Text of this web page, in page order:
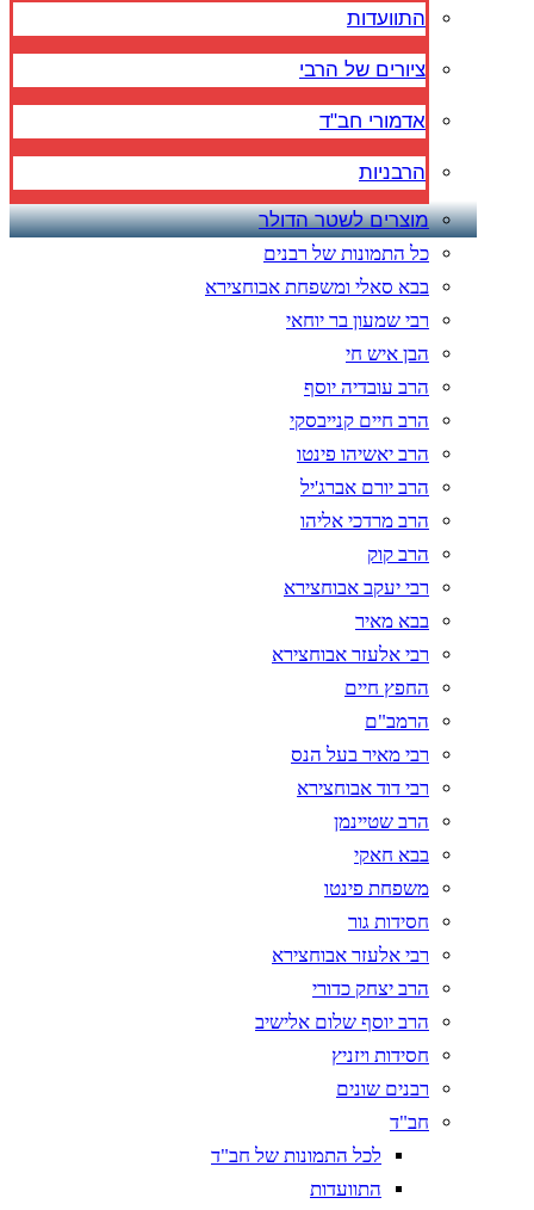
התוועדות
ציורים של הרבי
אדמורי חב"ד
הרבניות
מוצרים לשטר הדולר
כל התמונות של רבנים
בבא סאלי ומשפחת אבוחצירא
רבי שמעון בר יוחאי
הבן איש חי
הרב עובדיה יוסף
הרב חיים קנייבסקי
הרב יאשיהו פינטו
הרב יורם אברג'יל
הרב מרדכי אליהו
הרב קוק
רבי יעקב אבוחצירא
בבא מאיר
רבי אלעזר אבוחצירא
החפץ חיים
הרמב"ם
רבי מאיר בעל הנס
רבי דוד אבוחצירא
הרב שטיינמן
בבא חאקי
משפחת פינטו
חסידות גור
רבי אלעזר אבוחצירא
הרב יצחק כדורי
הרב יוסף שלום אלישיב
חסידות ויזניץ
רבנים שונים
חב"ד
לכל התמונות של חב"ד
התוועדות